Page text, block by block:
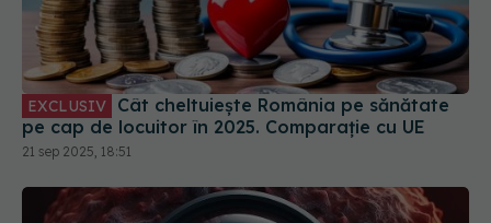
EXCLUSIV Cât cheltuiește România pe sănătate
pe cap de locuitor în 2025. Comparație cu UE
21 sep 2025, 18:51